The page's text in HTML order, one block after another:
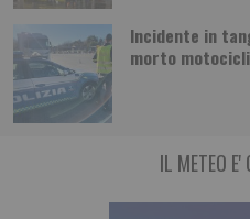
Incidente in
morto
Abbazia di Novalesa, nuova
Nell’anno del 1300° anniversario
Pietro e Andrea di Novalesa sono stati
IL METEO E'